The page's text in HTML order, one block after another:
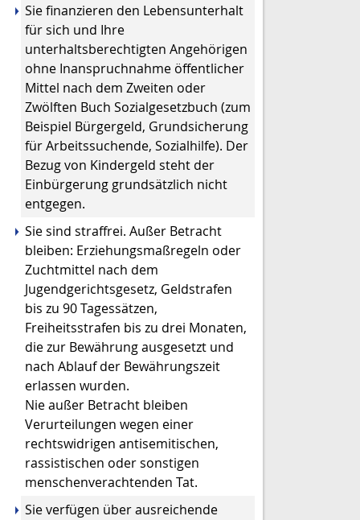
Sie finanzieren den Lebensunterhalt
für sich und Ihre
unterhaltsberechtigten Angehörigen
ohne Inanspruchnahme öffentlicher
Mittel nach dem Zweiten oder
Zwölften Buch Sozialgesetzbuch (zum
Beispiel Bürgergeld, Grundsicherung
für Arbeitssuchende, Sozialhilfe). Der
Bezug von Kindergeld steht der
Einbürgerung grundsätzlich nicht
entgegen.
Sie sind straffrei. Außer Betracht
bleiben: Erziehungsmaßregeln oder
Zuchtmittel nach dem
Jugendgerichtsgesetz, Geldstrafen
bis zu 90 Tagessätzen,
Freiheitsstrafen bis zu drei Monaten,
die zur Bewährung ausgesetzt und
nach Ablauf der Bewährungszeit
erlassen wurden.
Nie außer Betracht bleiben
Verurteilungen wegen einer
rechtswidrigen antisemitischen,
rassistischen oder sonstigen
menschenverachtenden Tat.
Sie verfügen über ausreichende